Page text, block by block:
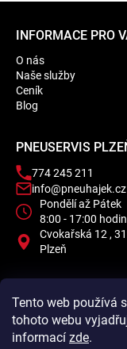
Tento web používá
tohoto webu
informací zde.
INFORMACE PRO
O nás
Naše služby
Ceník
Blog
PNEUSERVIS
774 245 211
info@pneuhajek.cz
Pondělí až Pátek
8:00 - 17:00 hodin
Cvokařská 12 ,
Plzeň